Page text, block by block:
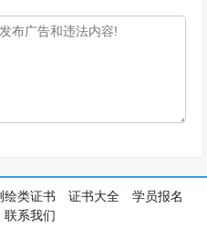
绘类证书 证书大全
学员报名
联系我们